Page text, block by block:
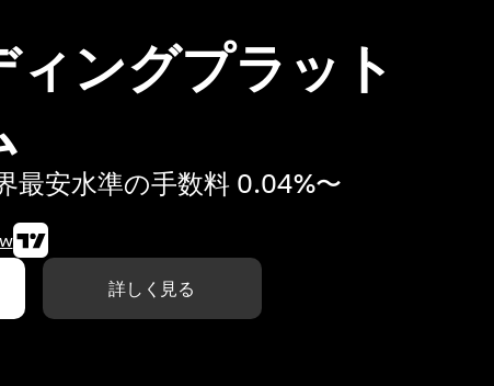
ィングプラット
最安水準の手数料 0.04%〜
詳しく見る